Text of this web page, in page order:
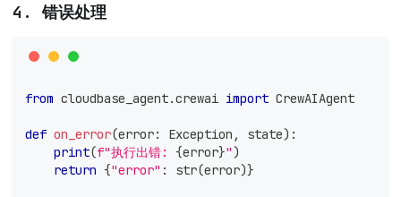
4. 错误处理
from cloudbase_agent.crewai import CrewAIAgent
def on_error(error: Exception , state) :
print(f"执行出错: {error}")
return {"error" : str(error)}